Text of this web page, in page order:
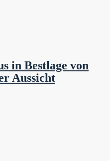
in Bestlage von
Aussicht